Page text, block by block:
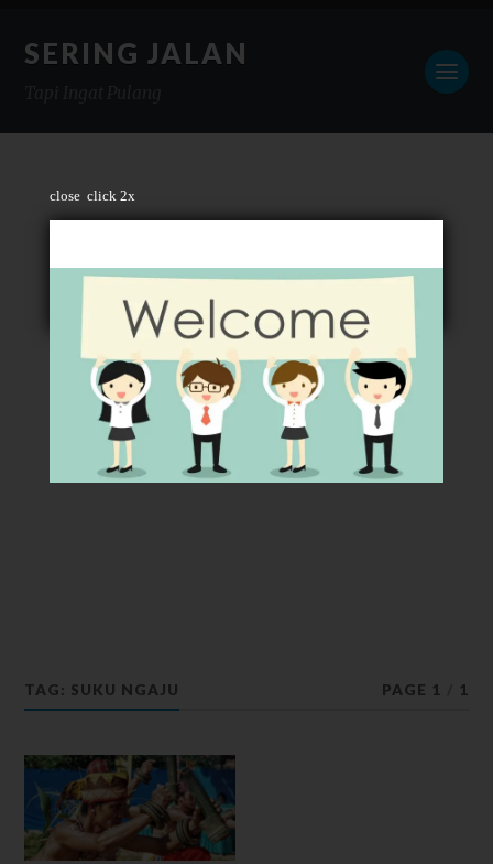
close click 2x
SERING JALAN
TAG: SUKU NGAJU PAGE 1 1